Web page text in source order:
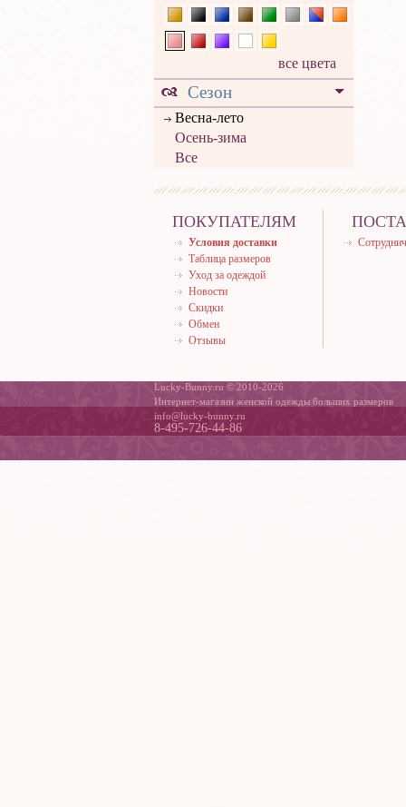
все цвета
Сезон
Весна-лето
Осень-зима
Все
ПОКУПАТЕЛЯМ
Условия доставки
Таблица размеров
Уход за одеждой
Новости
Скидки
Обмен
Отзывы
Lucky-Bunny.ru © 2010-2026
Интернет-магазин женской одежды больших размеров
info@lucky-bunny.ru
8-495-726-44-86